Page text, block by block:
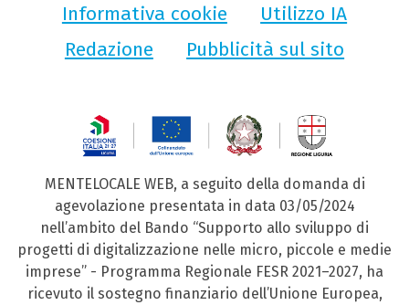
Informativa cookie
Utilizzo IA
Redazione
Pubblicità sul sito
MENTELOCALE WEB, a seguito della domanda di
agevolazione presentata in data 03/05/2024
nell’ambito del Bando “Supporto allo sviluppo di
progetti di digitalizzazione nelle micro, piccole e medie
imprese” - Programma Regionale FESR 2021–2027, ha
ricevuto il sostegno finanziario dell’Unione Europea,